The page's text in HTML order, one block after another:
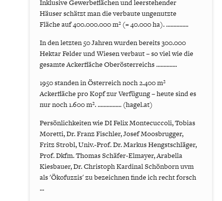
Inklusive Gewerbeflächen und leerstehender
Häuser schätzt man die verbaute ungenutzte
Fläche auf 400.000.000 m² (= 40.000 ha). ...............
In den letzten 50 Jahren wurden bereits 300.000
Hektar Felder und Wiesen verbaut – so viel wie die
gesamte Ackerfläche Oberösterreichs ..............
1950 standen in Österreich noch 2.400 m²
Ackerfläche pro Kopf zur Verfügung – heute sind es
nur noch 1.600 m². ................ (hagel.at)
Persönlichkeiten wie DI Felix Montecuccoli, Tobias
Moretti, Dr. Franz Fischler, Josef Moosbrugger,
Fritz Strobl, Univ.-Prof. Dr. Markus Hengstschläger,
Prof. Dkfm. Thomas Schäfer-Elmayer, Arabella
Kiesbauer, Dr. Christoph Kardinal Schönborn uvm
als 'Ökofuzzis' zu bezeichnen finde ich recht forsch
...